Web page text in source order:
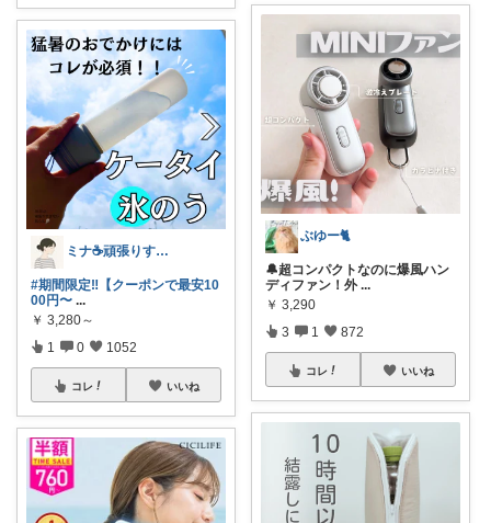
ミナ☕️頑張りすぎない暮らし🏠
#期間限定‼️【クーポンで最安10
00円〜 ...
￥ 3,280～
1 0 1052
コレ いいね
ぶゆー🐈
🔔超コンパクトなのに爆風ハン
ディファン！外 ...
￥ 3,290
3 1 872
コレ いいね